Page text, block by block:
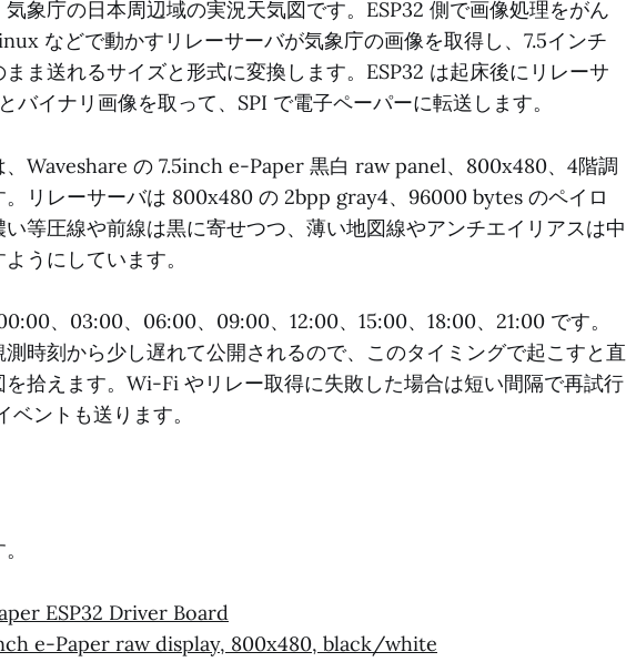
象庁の日本周辺域の実況天気図です。ESP32 側で画像処理をがん
などで動かすリレーサーバが気象庁の画像を取得し、7.5インチ
ま送れるサイズと形式に変換します。ESP32 は起床後にリレーサ
バイナリ画像を取って、SPI で電子ペーパーに転送します。
、Waveshare の 7.5inch e-Paper 黒白 raw panel、800x480、4階調
。リレーサーバは 800x480 の 2bpp gray4、96000 bytes のペイロ
等圧線や前線は黒に寄せつつ、薄い地図線やアンチエイリアスは中
うにしています。
、03:00、06:00、09:00、12:00、15:00、18:00、21:00 です。
時刻から少し遅れて公開されるので、このタイミングで起こすと直
拾えます。Wi-Fi やリレー取得に失敗した場合は短い間隔で再試行
ントも送ります。
ESP32 Driver Board
e-Paper raw display, 800x480, black/white